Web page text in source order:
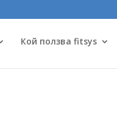
Кой ползва fitsys